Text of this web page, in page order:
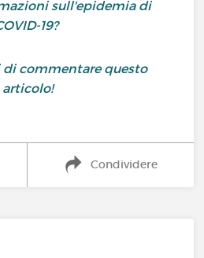
sull'epidemia di
19?
commentare questo
articolo!
Condividere